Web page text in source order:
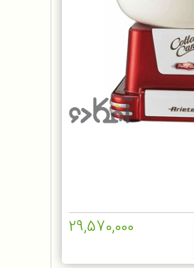
29,570,000